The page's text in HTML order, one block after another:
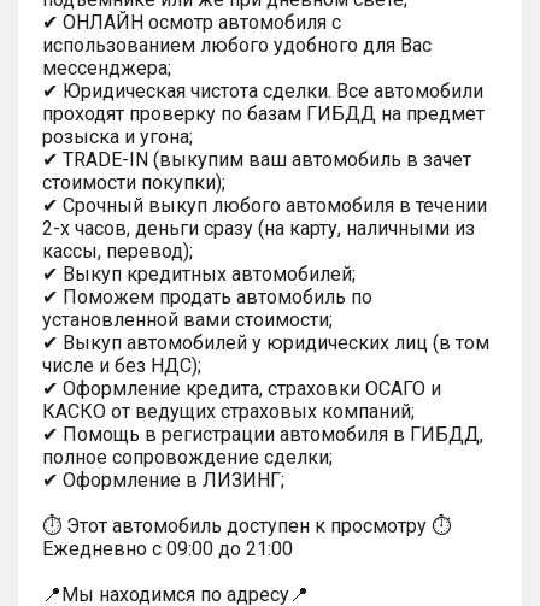
✔ ОНЛАЙН осмотр автомобиля с
использованием любого удобного для Вас
мессенджера;
✔ Юридическая чистота сделки. Все автомобили
проходят проверку по базам ГИБДД на предмет
розыска и угона;
✔ TRADE-IN (выкупим ваш автомобиль в зачет
стоимости покупки);
✔ Срочный выкуп любого автомобиля в течении
2-х часов, деньги сразу (на карту, наличными из
кассы, перевод);
✔ Выкуп кредитных автомобилей;
✔ Поможем продать автомобиль по
установленной вами стоимости;
✔ Выкуп автомобилей у юридических лиц (в том
числе и без НДС);
✔ Оформление кредита, страховки ОСАГО и
КАСКО от ведущих страховых компаний;
✔ Помощь в регистрации автомобиля в ГИБДД,
полное сопровождение сделки;
✔ Оформление в ЛИЗИНГ;
⏱ Этот автомобиль доступен к просмотру ⏱
Ежедневно с 09:00 до 21:00
📍Мы находимся по адресу📍